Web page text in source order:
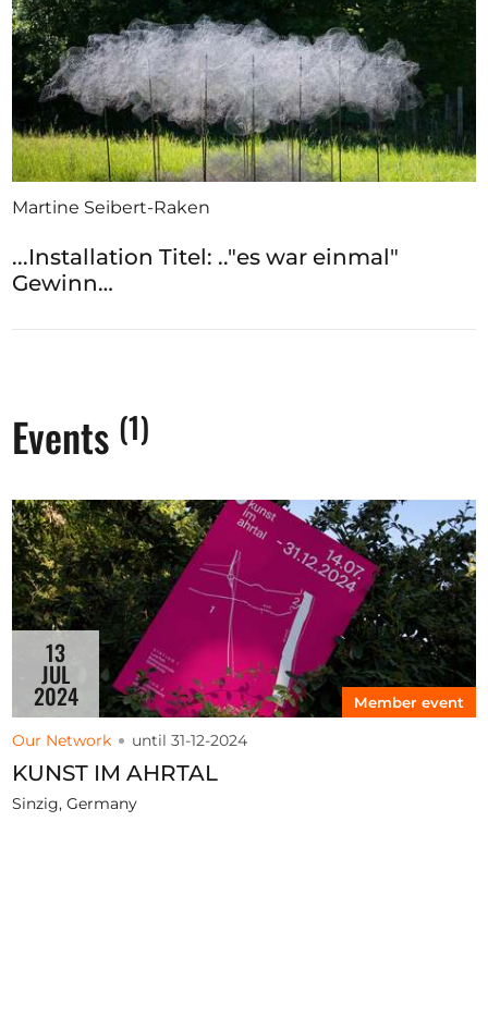
Martine Seibert-Raken
...Installation Titel: .."es war einmal"
Gewinn…
Events (1)
13
JUL
2024 Member event
Our Network until 31-12-2024
KUNST IM AHRTAL
Sinzig, Germany